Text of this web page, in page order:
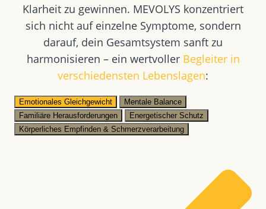
Klarheit zu gewinnen. MEVOLYS konzentriert
sich nicht auf einzelne Symptome, sondern
darauf, dein Gesamtsystem sanft zu
harmonisieren – ein wertvoller Begleiter in
verschiedensten Lebenslagen:
Emotionales Gleichgewicht
Mentale Balance
Familiäre Herausforderungen
Energetischer Schutz
Körperliches Empfinden & Schmerzverarbeitung